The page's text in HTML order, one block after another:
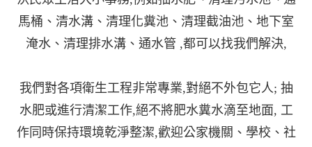
馬桶、清水溝、清理化糞池、清理截油池、地下室
淹水、清理排水溝、通水管 ,都可以找我們解決,
我們對各項衛生工程非常專業,對絕不外包它人; 抽
水肥或進行清潔工作,絕不將肥水糞水滴至地面, 工
作同時保持環境乾淨整潔,歡迎公家機關、學校、社